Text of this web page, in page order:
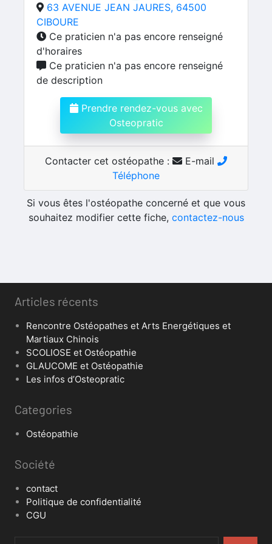
63 AVENUE JEAN JAURES, 64500
CIBOURE
Ce praticien n'a pas encore renseigné
d'horaires
Ce praticien n'a pas encore renseigné
de description
Prendre rendez-vous avec
Osteopratic
Contacter cet ostéopathe :
E-mail
Téléphone
Si vous êtes l'ostéopathe concerné et que vous
souhaitez modifier cette fiche, contactez-nous
Articles récents
Rencontre Ostéopathes et Arts Energétiques et
Martiaux Chinois
SCOLIOSE et Ostéopathie
GLAUCOME et Ostéopathie
Les infos d’Osteopratic
Categories
Ostéopathie
Société
contact
Politique de confidentialité
CGU